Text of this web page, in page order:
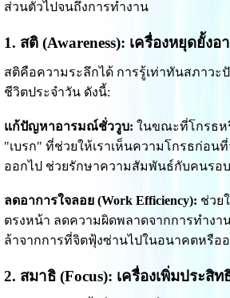
ส่วนตัวไปจนถึงการทำงาน
1. สติ (Awareness): เครื่องหยุดยั้ง
สติคือความระลึกได้ การรู้เท่าทันสภาว
ชีวิตประจำวัน ดังนี้:
แก้ปัญหาอารมณ์ชั่ววูบ: ในขณะที่โกรธห
"เบรก" ที่ช่วยให้เราเห็นความโกรธก่อน
ออกไป ช่วยรักษาความสัมพันธ์กับคนรอ
ลดอาการใจลอย (Work Efficiency): ช่วย
ตรงหน้า ลดความผิดพลาดจากการทำงา
ล้าจากการที่จิตฟุ้งซ่านไปในอนาคตหรือ
2. สมาธิ (Focus): เครื่องเพิ่มประสิ